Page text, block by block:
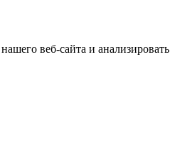
веб-сайта и